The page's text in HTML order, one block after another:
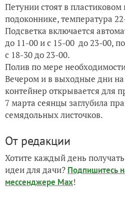
Петунии стоят в
подоконнике, температура
Подсветка включается
до 11-00 и с 15-00 до 23-00,
с 18-30 до 23-00.
Полив по мере
Вечером и в выходные дни на
контейнер открывается для
7 марта сеянцы заглубила
семядольных листочков.
От редакции
Хотите каждый день
идеи для дачи? Подпишитесь
мессенджере Max!